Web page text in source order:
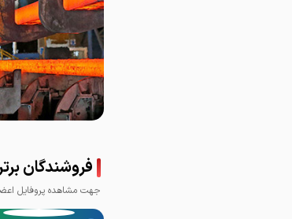
فروشندگان
جهت مشاهده پروفایل